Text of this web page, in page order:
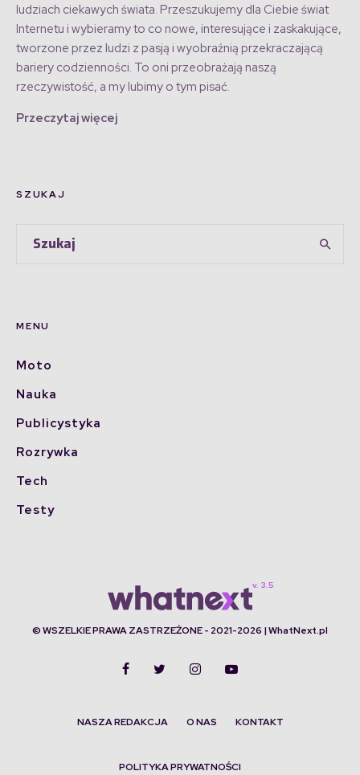
ludziach ciekawych świata. Przeszukujemy dla Ciebie świat
Internetu i wybieramy to co nowe, interesujące i zaskakujące,
tworzone przez ludzi z pasją i wyobraźnią przekraczającą
bariery codzienności. To oni przeobrażają naszą
rzeczywistość, a my lubimy o tym pisać.
Przeczytaj więcej
SZUKAJ
MENU
Moto
Nauka
Publicystyka
Rozrywka
Tech
Testy
© WSZELKIE PRAWA ZASTRZEŻONE - 2021-2026 | WhatNext.pl
NASZA REDAKCJA O NAS KONTAKT
POLITYKA PRYWATNOŚCI